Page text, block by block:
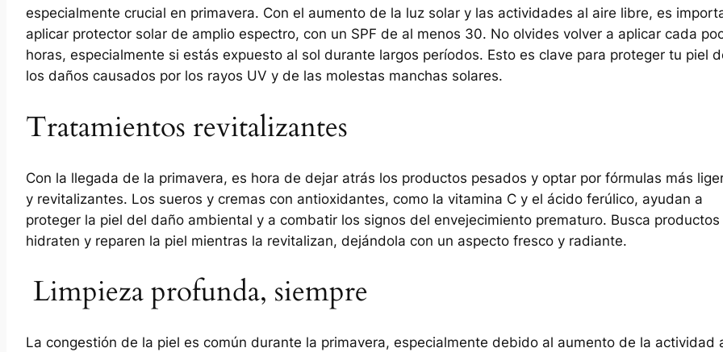
especialmente crucial en primavera. Con el aumento de la luz solar y las actividades al aire libre, es
aplicar protector solar de amplio espectro, con un SPF de al menos 30. No olvides volver a aplicar cada
horas, especialmente si estás expuesto al sol durante largos períodos. Esto es clave para proteger tu piel
los daños causados por los rayos UV y de las molestas manchas solares.
Tratamientos revitalizantes
Con la llegada de la primavera, es hora de dejar atrás los productos pesados y optar por fórmulas más
y revitalizantes. Los sueros y cremas con antioxidantes, como la vitamina C y el ácido ferúlico, ayudan a
proteger la piel del daño ambiental y a combatir los signos del envejecimiento prematuro. Busca productos
hidraten y reparen la piel mientras la revitalizan, dejándola con un aspecto fresco y radiante.
Limpieza profunda, siempre
La congestión de la piel es común durante la primavera, especialmente debido al aumento de la actividad